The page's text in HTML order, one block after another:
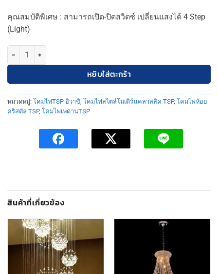
​​​​​​คุณสมบัติพิเศษ : สามารถเปิด-ปิดสวิตซ์ เปลี่ยนแสงได้ 4 Step
(Light)
จำนวน IWACHI โคมไฟคริสตัล ติดเพดาน TSP-IWC-KC-4STEP-24W-C
หยิบใส่ตะกร้า
หมวดหมู่: โคมไฟTSP อิวาชิ โคมไฟสไตล์โมเดิร์นคลาสสิค TSP, โคมไฟห้อย
คริสตัล TSP, โคมไฟเพดานTSP
สินค้าที่เกี่ยวข้อง